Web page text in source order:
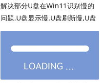
解决部分U盘在Win11识别慢的
问题.U盘显示慢,U盘刷新慢,U盘
加载慢